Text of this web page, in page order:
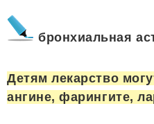
бронхиальная
Детям лекарство
ангине, фарингите,